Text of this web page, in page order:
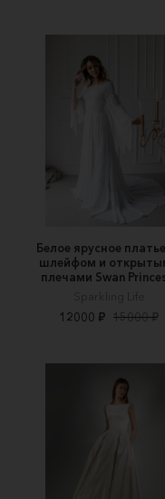
Белое ярусное
шлейфом и
плечами Swan
Sparkling Life
12000 ₽ 15000 ₽